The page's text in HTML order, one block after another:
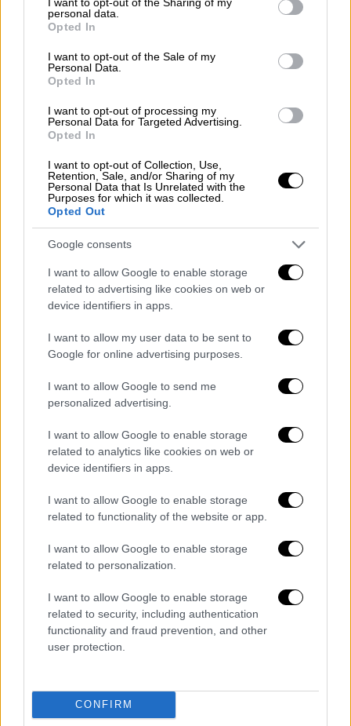
grant or deny consent to Google and its third-party tags to
use your data for below specified purposes in below Google
consent section.
personal data.
Opted In
I want to opt-out of the Sale of my
Personal Data.
Opted In
I want to opt-out of processing my
Personal Data for Targeted Advertising.
Opted In
I want to opt-out of Collection, Use,
Retention, Sale, and/or Sharing of my
Personal Data that Is Unrelated with the
Purposes for which it was collected.
Opted Out
Google consents
I want to allow Google to enable storage
related to advertising like cookies on web or
device identifiers in apps.
I want to allow my user data to be sent to
Google for online advertising purposes.
I want to allow Google to send me
personalized advertising.
I want to allow Google to enable storage
related to analytics like cookies on web or
device identifiers in apps.
I want to allow Google to enable storage
related to functionality of the website or app.
I want to allow Google to enable storage
related to personalization.
I want to allow Google to enable storage
related to security, including authentication
functionality and fraud prevention, and other
user protection.
CONFIRM
πάνω σε αυτό; Πρέπει να ρυθμιστεί το Ελ
Ντοράντο», υπογράμμισε ο κ. Υπουργός.
Ταυτόχρονα, επισήμανε ότι αξίζει να
μιμηθούμε τηνΚύπρο
εθνικά συμφέρον και μπήκαν λογική πίσω
από ταμπού είδαν του ρυθμιστικούς όρους
για το εθνικό συμφέρον». « Είναι η
πραγματικότητα που κάνουμε ότι δεν
υπάρχει: κολέγια έχουμε στην Ελλάδα, 33.
Έχουν32.000 σπουδαστές
πλήρη επαγγελματικά δικαιώματα, ήταν
απόφαση του κτιρίου αυτού;», αναρωτήθηκε
σχετικά.
Παράλληλα, εκτίμησε ότι το σχέδιο νόμου θα
αυξήσει τιςεκπαιδευτικές ευκαιρίες, θα
δώσει δυνατότηταεπαναπατρισμού
Έλληνες που θέλουν να σπουδάσουν έξω. «
Ενώ έχουμε σπουδαίους ανθρώπους στην
καταφέρει να γίνουμε κέντροπεριφερειακής
εκπαίδευσης.Πρέπει να το κάνουμε σε
μεγάλη κλίμακα, δεν πρέπει να φοβηθούμε να
το κάνουμε γιατί μπορούμε. Στο τέλος της
μέρες αυτό είναι η πραγματική αναβάθμιση
αναβάθμιση πρέπει να την κάνουμε με όρους
Σε ότι αφοράτην κατώτατη βάση εισαγωγής,
σχολίασε ότι κάθε σχολή θα ορίζει όρους
πρόσβασης, θα είναι κομμάτι αίτησης του.
Αρχή και θα πρέπει να είναι αντίστοιχη με
μητρικό ίδρυμα.